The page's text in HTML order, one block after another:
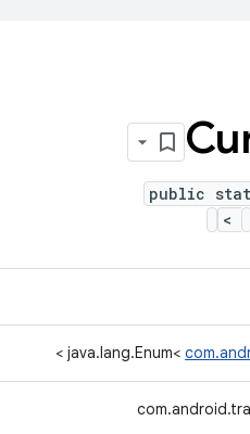
public
>
java.lang.Enum<
>